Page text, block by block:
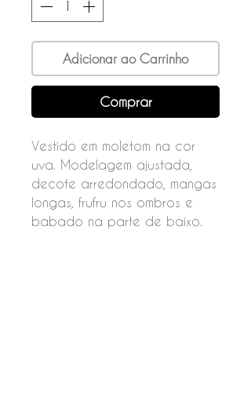
Adicionar ao Carrinho
Comprar
Vestido em moletom na cor
uva. Modelagem ajustada,
decote arredondado, mangas
longas, frufru nos ombros e
babado na parte de baixo.